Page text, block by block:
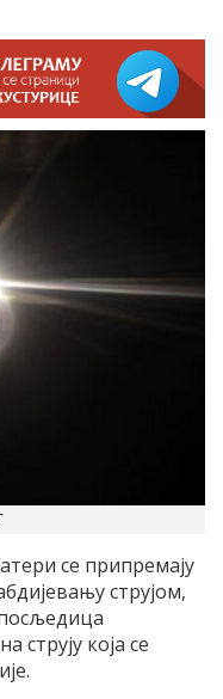
се припремају
струјом,
струју која се